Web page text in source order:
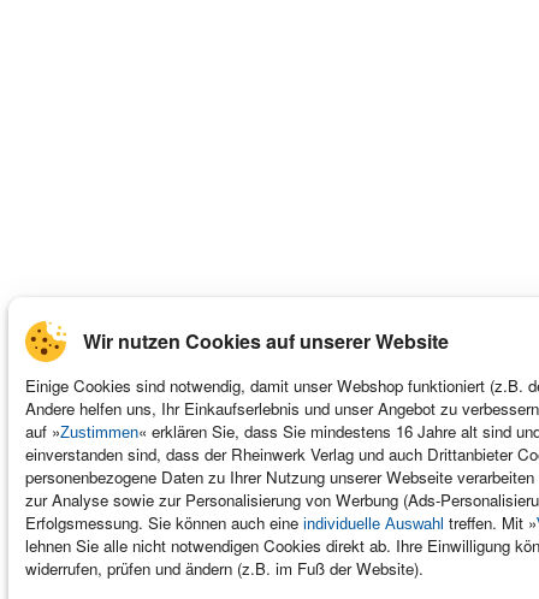
Wir nutzen Cookies auf unserer Website
Einige Cookies sind notwendig, damit unser Webshop funktioniert (z.B.
Andere helfen uns, Ihr Einkaufserlebnis und unser Angebot zu
auf »Zustimmen« erklären Sie, dass Sie mindestens 16 Jahre alt sind
einverstanden sind, dass der Rheinwerk Verlag und auch Drittanbieter
personenbezogene Daten zu Ihrer Nutzung unserer Webseite
zur Analyse sowie zur Personalisierung von Werbung (Ads-
Erfolgsmessung. Sie können auch eine individuelle Auswahl treffen. Mit »
lehnen Sie alle nicht notwendigen Cookies direkt ab. Ihre Einwilligung
widerrufen, prüfen und ändern (z.B. im Fuß der Website).